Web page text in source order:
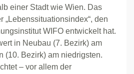
einer Stadt wie Wien. Das
„Lebenssituationsindex“, den
WIFO entwickelt hat.
in Neubau (7. Bezirk) am
(10. Bezirk) am niedrigsten.
– vor allem der